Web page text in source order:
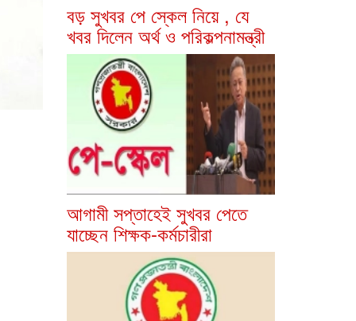
বড় সুখবর পে স্কেল নিয়ে , যে
খবর দিলেন অর্থ ও পরিকল্পনামন্ত্রী
আগামী সপ্তাহেই সুখবর পেতে
যাচ্ছেন শিক্ষক-কর্মচারীরা